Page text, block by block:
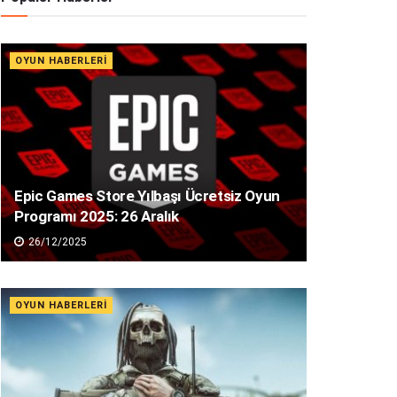
OYUN HABERLERI
Epic Games Store Yılbaşı Ücretsiz Oyun
Programı 2025: 26 Aralık
26/12/2025
OYUN HABERLERI